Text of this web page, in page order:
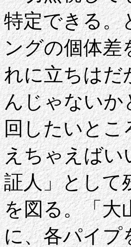
特定できる。
ングの個体差
れに立ちはだ
んじゃないか
回したいとこ
えちゃえばい
証人」として
を図る。「大
に、各パイプ